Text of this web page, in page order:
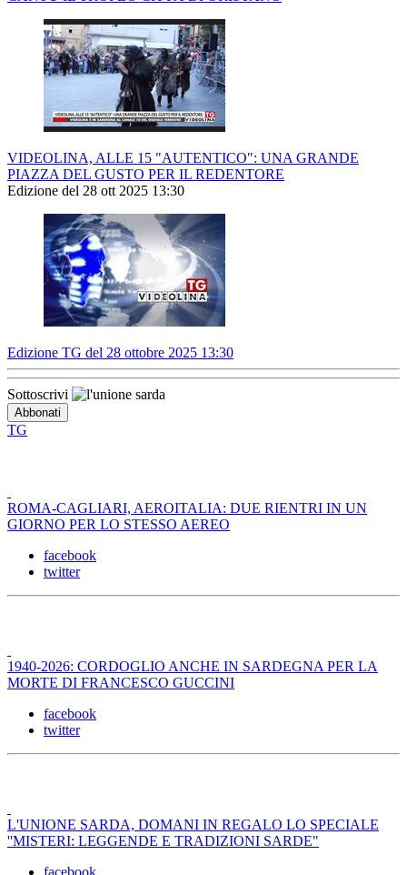
VIDEOLINA, ALLE 15 "AUTENTICO": UNA GRANDE
PIAZZA DEL GUSTO PER IL REDENTORE
Edizione del 28 ott 2025 13:30
Edizione TG del 28 ottobre 2025 13:30
Sottoscrivi
TG
ROMA-CAGLIARI, AEROITALIA: DUE RIENTRI IN UN
GIORNO PER LO STESSO AEREO
facebook
twitter
1940-2026: CORDOGLIO ANCHE IN SARDEGNA PER LA
MORTE DI FRANCESCO GUCCINI
facebook
twitter
L'UNIONE SARDA, DOMANI IN REGALO LO SPECIALE
''MISTERI: LEGGENDE E TRADIZIONI SARDE"